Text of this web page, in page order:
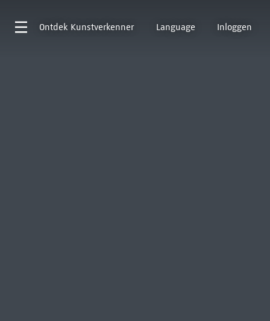
Ontdek Kunstverkenner Language Inloggen